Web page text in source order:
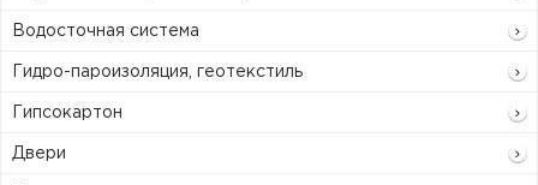
Водосточная система
Гидро-пароизоляция, геотекстиль
Гипсокартон
Двери